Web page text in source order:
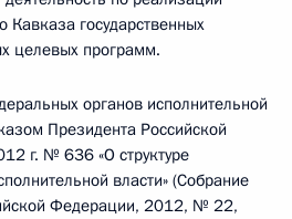
Кавказа государственных
целевых программ.
органов исполнительной
Президента Российской
г. № 636 «О структуре
власти» (Собрание
Федерации, 2012, № 22,